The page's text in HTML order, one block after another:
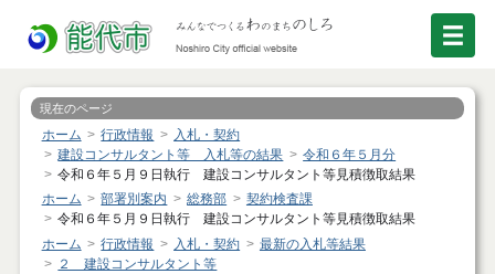
現在のページ
ホーム 行政情報
入札・契約
建設コンサルタント等 入札等の結果
令和６年５月分
令和６年５月９日執行 建設コンサルタント等見積徴取結果
ホーム
部署別案内 総務部
契約検査課
令和６年５月９日執行 建設コンサルタント等見積徴取結果
ホーム
行政情報 入札・契約
最新の入札等結果
２ 建設コンサルタント等